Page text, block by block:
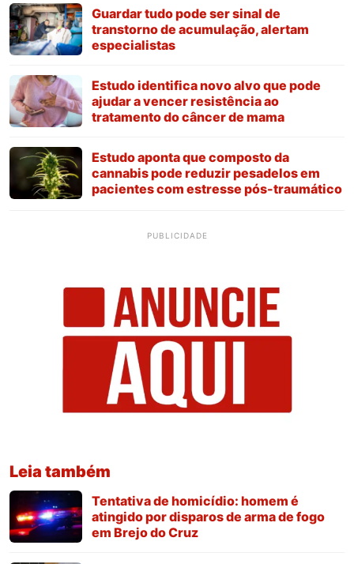
Guardar tudo pode ser sinal de
transtorno de acumulação, alertam
especialistas
Estudo identifica novo alvo que pode
ajudar a vencer resistência ao
tratamento do câncer de mama
Estudo aponta que composto da
cannabis pode reduzir pesadelos em
pacientes com estresse pós-traumático
PUBLICIDADE
Leia também
Tentativa de homicídio: homem é
atingido por disparos de arma de fogo
em Brejo do Cruz